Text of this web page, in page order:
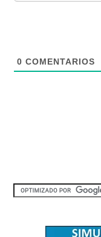
0 COMENTARIOS